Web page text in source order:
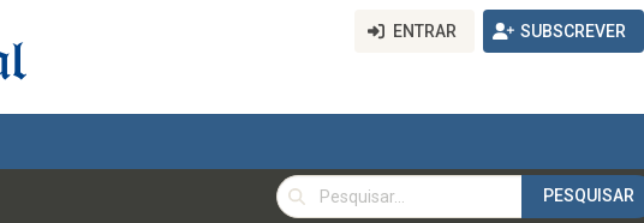
ENTRAR SUBSCREVER
PESQUISAR
PESQUISAR